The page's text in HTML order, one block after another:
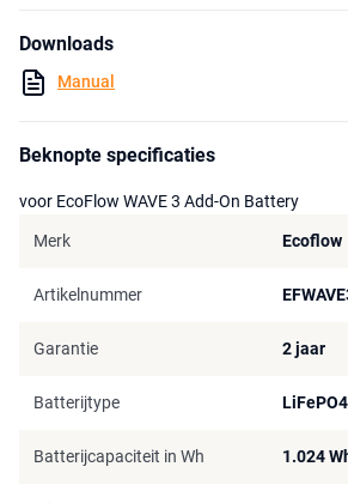
De EcoFlow Wave 3 + Add-on Battery werkt
zelfstandig. Samen vormen ze een krachtige
het stopcontact bindt, maar juist de vrijheid
Downloads
Manual
Beknopte specificaties
voor EcoFlow WAVE 3 Add-On Battery
Merk Ecoflow
Artikelnummer
Garantie 2 jaar
Batterijtype LiFePO4
Batterijcapaciteit in Wh 1.024